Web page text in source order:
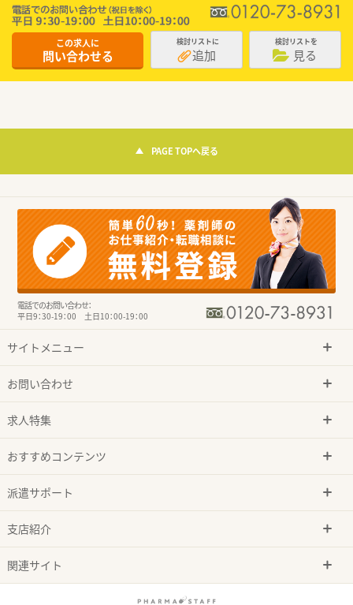
この求人に
問い合わせる
検討リストに
追加
検討リストを
見る
PAGE TOPへ戻る
電話でのお問い合わせ：
平日9：30-19：00 土日10：00-19：00
サイトメニュー
お問い合わせ
求人特集
おすすめコンテンツ
派遣サポート
支店紹介
関連サイト